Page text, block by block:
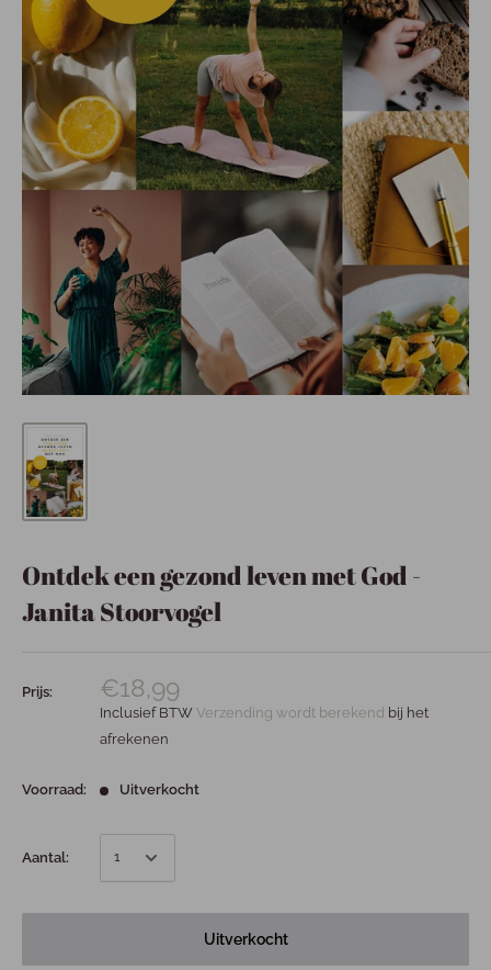
Ontdek een gezond leven met God -
Janita Stoorvogel
Prijs: €18,99
Inclusief BTW Verzending wordt berekend bij het
afrekenen
Voorraad: Uitverkocht
Aantal:
Uitverkocht